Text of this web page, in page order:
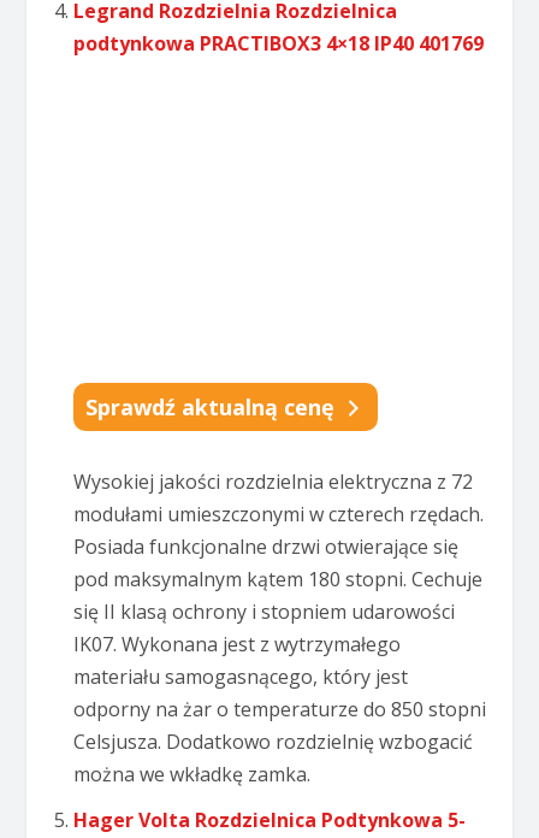
Legrand Rozdzielnia Rozdzielnica
podtynkowa PRACTIBOX3 4×18 IP40 401769
Sprawdź aktualną cenę
Wysokiej jakości rozdzielnia elektryczna z 72
modułami umieszczonymi w czterech rzędach.
Posiada funkcjonalne drzwi otwierające się
pod maksymalnym kątem 180 stopni. Cechuje
się II klasą ochrony i stopniem udarowości
IK07. Wykonana jest z wytrzymałego
materiału samogasnącego, który jest
odporny na żar o temperaturze do 850 stopni
Celsjusza. Dodatkowo rozdzielnię wzbogacić
można we wkładkę zamka.
Hager Volta Rozdzielnica Podtynkowa 5-